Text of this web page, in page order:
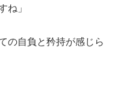
ね」
の自負と矜持が感じら